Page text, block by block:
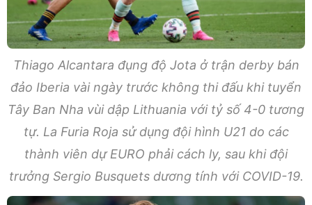
Thiago Alcantara đụng độ Jota ở trận derby bán
đảo Iberia vài ngày trước không thi đấu khi tuyển
Tây Ban Nha vùi dập Lithuania với tỷ số 4-0 tương
tự. La Furia Roja sử dụng đội hình U21 do các
thành viên dự EURO phải cách ly, sau khi đội
trưởng Sergio Busquets dương tính với COVID-19.